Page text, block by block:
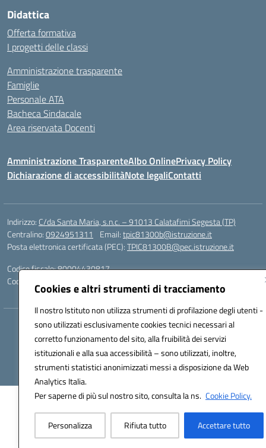
Cookies e altri strumenti di tracciamento
Il nostro Istituto non utilizza strumenti di profilazione degli utenti -
sono utilizzati esclusivamente cookies tecnici necessari al
corretto funzionamento del sito, alla fruibilità dei servizi
istituzionali e alla sua accessibilità – sono utilizzati, inoltre,
strumenti statistici anonimizzati messi a disposizione da Web
Analytics Italia.
Per saperne di più sul nostro sito, consulta la ns. Cookie Policy.
Personalizza Rifiuta tutto Accettare tutto
Didattica
Offerta formativa
I progetti delle classi
Amministrazione trasparente
Famiglie
Personale ATA
Bacheca Sindacale
Area riservata Docenti
Amministrazione TrasparenteAlbo OnlinePrivacy Policy
Dichiarazione di accessibilitàNote legaliContatti
Indirizzo: C/da Santa Maria, s.n.c. – 91013 Calatafimi Segesta (TP)
Centralino:0924951311 Email:tpic81300b@istruzione.it
Posta elettronica certificata (PEC):TPIC81300B@pec.istruzione.it
Codice fiscale: 80004430817
Codice meccanografico:
Hosting & Powered by 3D Solution S.r.l.
Concept & Design by Designers Italia